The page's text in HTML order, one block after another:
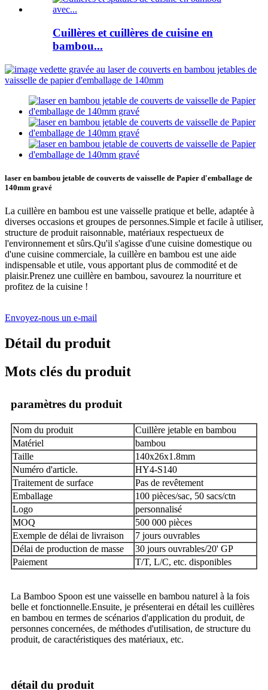
Cuillères et cuillères de cuisine en
bambou...
laser en bambou jetable de couverts de vaisselle de Papier d'emballage de
140mm gravé
La cuillère en bambou est une vaisselle pratique et belle, adaptée à
diverses occasions et groupes de personnes.Simple et facile à utiliser,
structure de produit raisonnable, matériaux respectueux de
l'environnement et sûrs.Qu'il s'agisse d'une cuisine domestique ou
d'une cuisine commerciale, la cuillère en bambou est une aide
indispensable et utile, vous apportant plus de commodité et de
plaisir.Prenez une cuillère en bambou, savourez la nourriture et
profitez de la cuisine !
Envoyez-nous un e-mail
Détail du produit
Mots clés du produit
paramètres du produit
Nom du produit
Cuillère jetable en bambou
Matériel
bambou
Taille
140x26x1.8mm
Numéro d'article.
HY4-S140
Traitement de surface
Pas de revêtement
Emballage
100 pièces/sac, 50 sacs/ctn
Logo
personnalisé
MOQ
500 000 pièces
Exemple de délai de livraison
7 jours ouvrables
Délai de production de masse
30 jours ouvrables/20' GP
Paiement
T/T, L/C, etc. disponibles
La Bamboo Spoon est une vaisselle en bambou naturel à la fois
belle et fonctionnelle.Ensuite, je présenterai en détail les cuillères
en bambou en termes de scénarios d'application du produit, de
personnes concernées, de méthodes d'utilisation, de structure du
produit, de caractéristiques des matériaux, etc.
détail du produit